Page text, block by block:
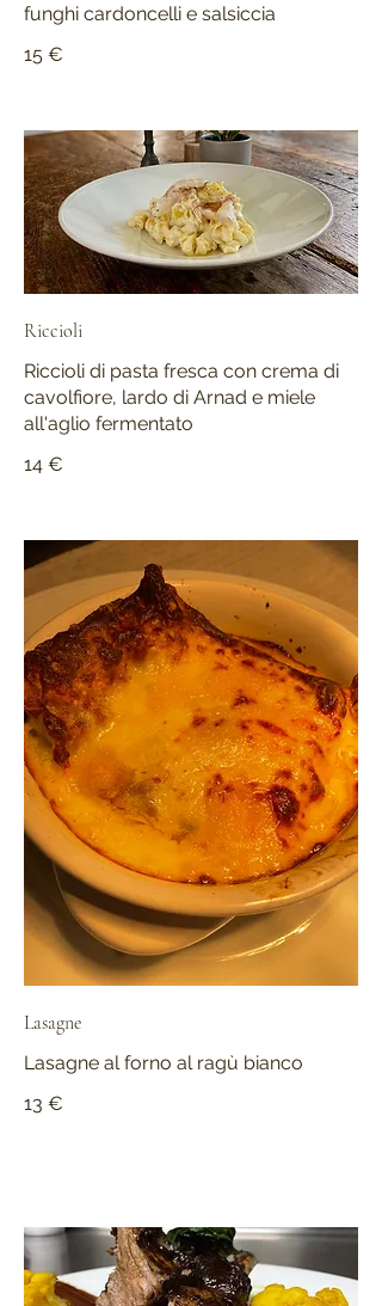
funghi cardoncelli e salsiccia
15 €
Riccioli
Riccioli di pasta fresca con crema di
cavolfiore, lardo di Arnad e miele
all'aglio fermentato
14 €
Lasagne
Lasagne al forno al ragù bianco
13 €